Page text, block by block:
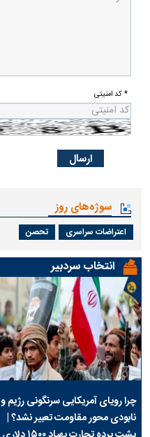
* کد امنیتی
سوژه‌های روز
اعتراضات سراسری تحصن
انتخاب سردبیر
چرا رویای آمریکایی سرنگونی رژیم و
نابودی محور مقاومت تعبیر نشد؟ |